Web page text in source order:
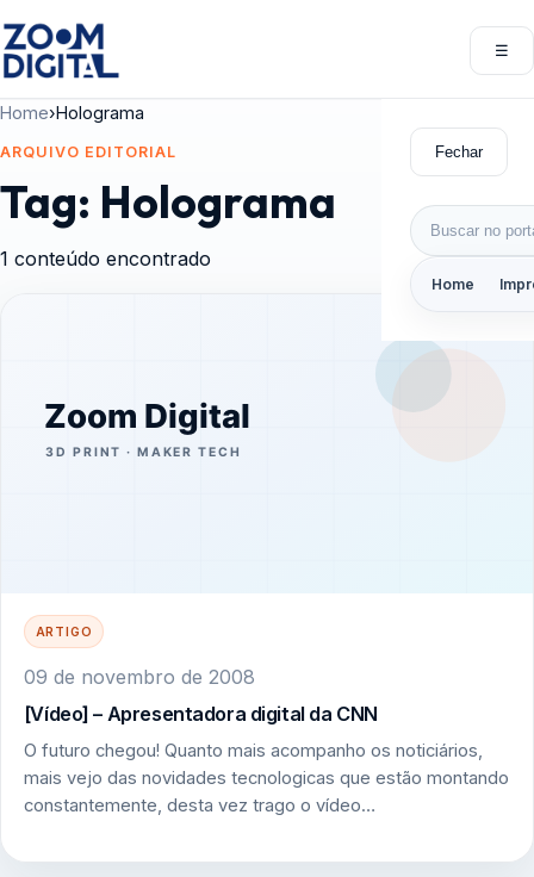
☰
Fechar
Buscar por:
Home
Home›Holograma
ARQUIVO EDITORIAL
Tag: Holograma
1 conteúdo encontrado
ARTIGO
09 de novembro de 2008
[Vídeo] – Apresentadora digital da CNN
O futuro chegou! Quanto mais acompanho os noticiários,
mais vejo das novidades tecnologicas que estão montando
constantemente, desta vez trago o vídeo…